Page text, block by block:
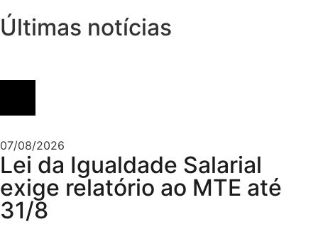
Últimas notícias
07/08/2026
Lei da Igualdade Salarial
exige relatório ao MTE até
31/8